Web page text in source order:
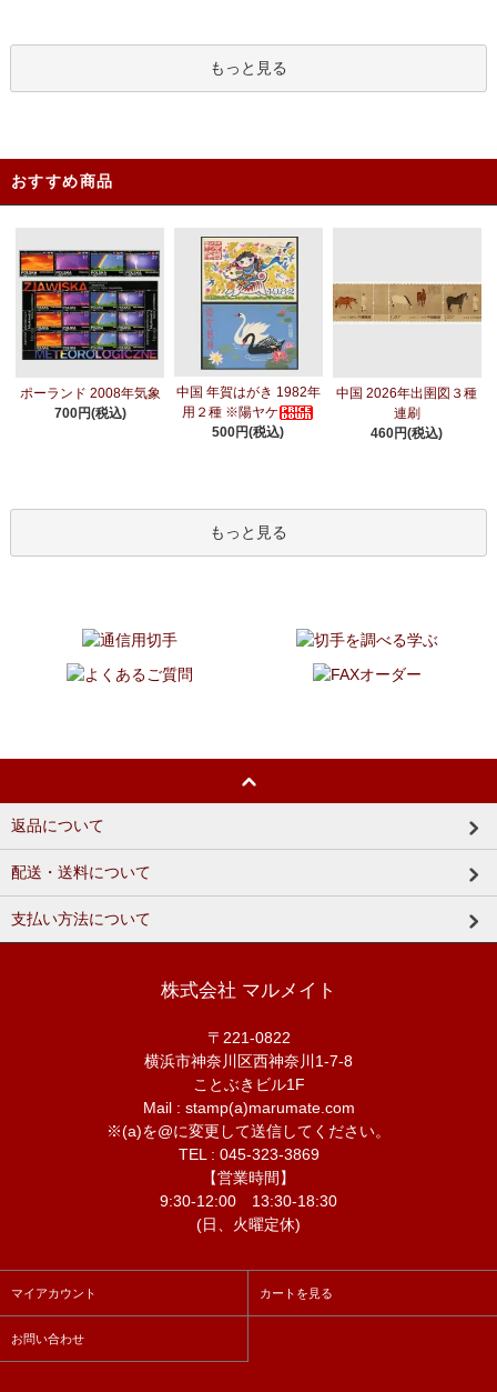
もっと見る
おすすめ商品
ポーランド 2008年気象
700円(税込)
中国 年賀はがき 1982年
用２種 ※陽ヤケ
500円(税込)
中国 2026年出圉図３種
連刷
460円(税込)
もっと見る
返品について
配送・送料について
支払い方法について
株式会社 マルメイト
〒221-0822
横浜市神奈川区西神奈川1-7-8
ことぶきビル1F
Mail : stamp(a)marumate.com
※(a)を@に変更して送信してください。
TEL : 045-323-3869
【営業時間】
9:30-12:00 13:30-18:30
(日、火曜定休)
マイアカウント カートを見る
お問い合わせ